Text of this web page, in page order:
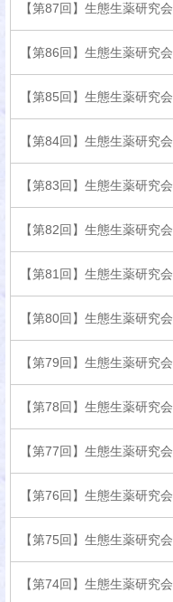
【第87回】生態生薬研究会
【第86回】生態生薬研究会
【第85回】生態生薬研究会
【第84回】生態生薬研究会
【第83回】生態生薬研究会
【第82回】生態生薬研究会
【第81回】生態生薬研究会
【第80回】生態生薬研究会
【第79回】生態生薬研究会
【第78回】生態生薬研究会
【第77回】生態生薬研究会
【第76回】生態生薬研究会
【第75回】生態生薬研究会
【第74回】生態生薬研究会